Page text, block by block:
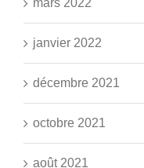
mars 2022
janvier 2022
décembre 2021
octobre 2021
août 2021